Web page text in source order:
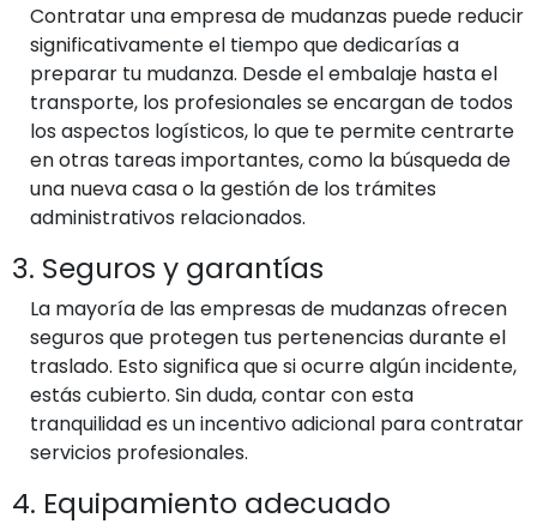
Contratar una empresa de mudanzas puede reducir
significativamente el tiempo que dedicarías a
preparar tu mudanza. Desde el embalaje hasta el
transporte, los profesionales se encargan de todos
los aspectos logísticos, lo que te permite centrarte
en otras tareas importantes, como la búsqueda de
una nueva casa o la gestión de los trámites
administrativos relacionados.
3. Seguros y garantías
La mayoría de las empresas de mudanzas ofrecen
seguros que protegen tus pertenencias durante el
traslado. Esto significa que si ocurre algún incidente,
estás cubierto. Sin duda, contar con esta
tranquilidad es un incentivo adicional para contratar
servicios profesionales.
4. Equipamiento adecuado